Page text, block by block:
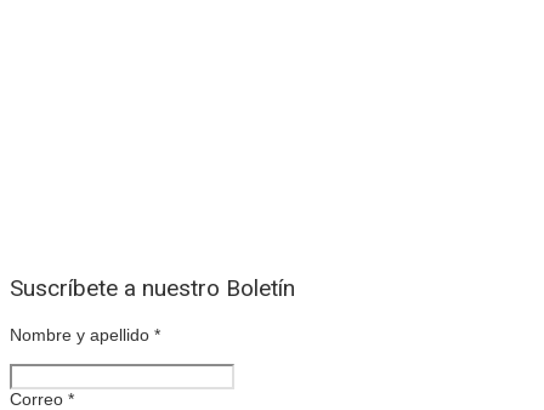
Suscríbete a nuestro Boletín
Nombre y apellido *
Correo *